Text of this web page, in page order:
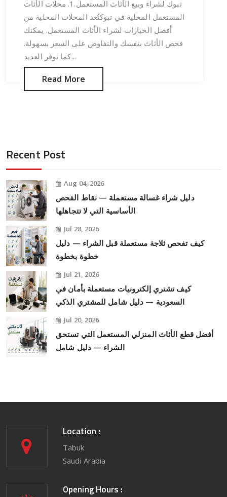
تبوك لشراء وبيع الأثاث المستعمل.1. محلات الأثاث
المستعمل المحلية في تبوكتُعد المحلات المحلية من
أفضل الخيارات لشراء الأثاث المستعمل. يمكنك
فحص الأثاث بنفسك والتفاوض على السعر بسهولة.
كما توفر العديد...
Read More
Recent Post
Aug 04, 2026
دليل شراء غسالة مستعملة — نقاط الفحص
الأساسية التي لا تتجاهلها
Jul 28, 2026
كيف تفحص ثلاجة مستعملة قبل الشراء — دليل
خطوة بخطوة
Jul 21, 2026
كيف تشتري إلكترونيات مستعملة بأمان في
السعودية — دليل شامل للمشتري الذكي
Jul 20, 2026
أفضل قطع الأثاث المنزلي المستعمل التي تستحق
الشراء — دليل شامل
Location :
Tabuk
Saudi Arabia
Opening Hours :